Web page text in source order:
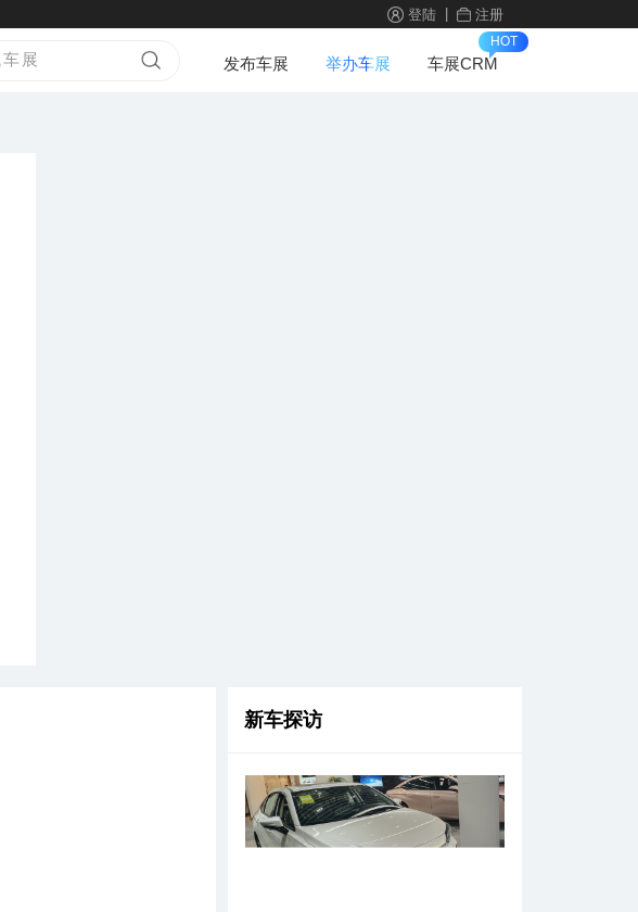
登陆| 注册
发布车展 举办车展
HOT
车展CRM
新车探访